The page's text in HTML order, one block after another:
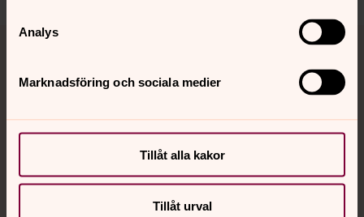
Analys
Marknadsföring och sociala medier
Tillåt alla kakor
Tillåt urval
Tillbaka till toppen
Tillbaka till innehållet
Kontakt
Kalender